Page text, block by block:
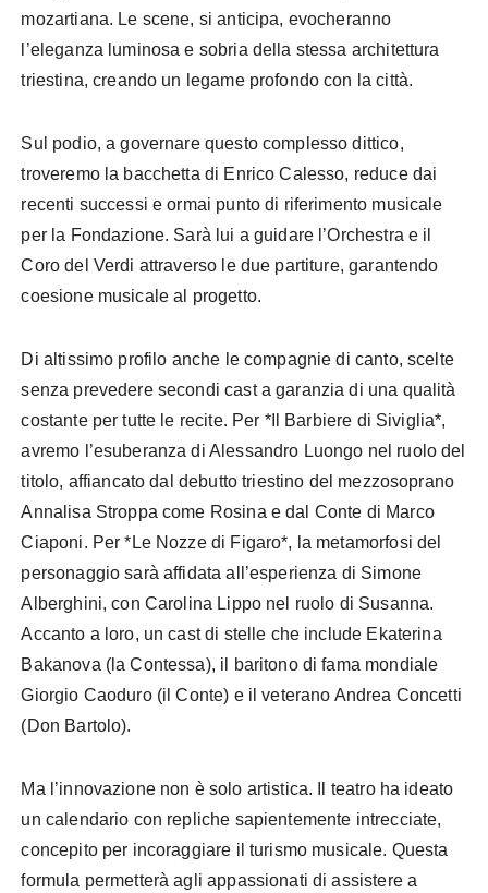
mozartiana. Le scene, si anticipa, evocheranno
l’eleganza luminosa e sobria della stessa architettura
triestina, creando un legame profondo con la città.
Sul podio, a governare questo complesso dittico,
troveremo la bacchetta di Enrico Calesso, reduce dai
recenti successi e ormai punto di riferimento musicale
per la Fondazione. Sarà lui a guidare l’Orchestra e il
Coro del Verdi attraverso le due partiture, garantendo
coesione musicale al progetto.
Di altissimo profilo anche le compagnie di canto, scelte
senza prevedere secondi cast a garanzia di una qualità
costante per tutte le recite. Per *Il Barbiere di Siviglia*,
avremo l’esuberanza di Alessandro Luongo nel ruolo del
titolo, affiancato dal debutto triestino del mezzosoprano
Annalisa Stroppa come Rosina e dal Conte di Marco
Ciaponi. Per *Le Nozze di Figaro*, la metamorfosi del
personaggio sarà affidata all’esperienza di Simone
Alberghini, con Carolina Lippo nel ruolo di Susanna.
Accanto a loro, un cast di stelle che include Ekaterina
Bakanova (la Contessa), il baritono di fama mondiale
Giorgio Caoduro (il Conte) e il veterano Andrea Concetti
(Don Bartolo).
Ma l’innovazione non è solo artistica. Il teatro ha ideato
un calendario con repliche sapientemente intrecciate,
concepito per incoraggiare il turismo musicale. Questa
formula permetterà agli appassionati di assistere a